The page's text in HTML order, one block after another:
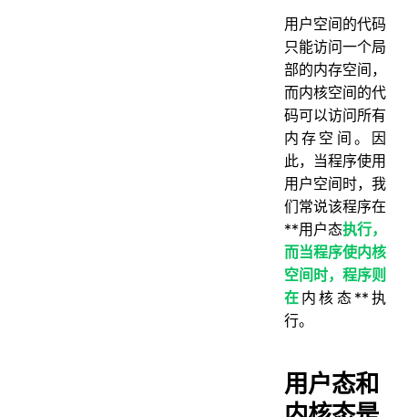
⽤户空间的代码
只能访问⼀个局
部的内存空间，
⽽内核空间的代
码可以访问所有
内存空间。因
此，当程序使⽤
⽤户空间时，我
们常说该程序在
**⽤户态执⾏，
⽽当程序使内核
空间时，程序则
在 内核态**执
⾏。
用户态和